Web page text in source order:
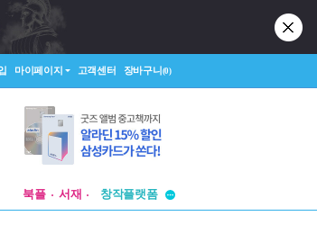
마이페이지 고객센터 장바구니(0)
북플 서재
창작플랫폼